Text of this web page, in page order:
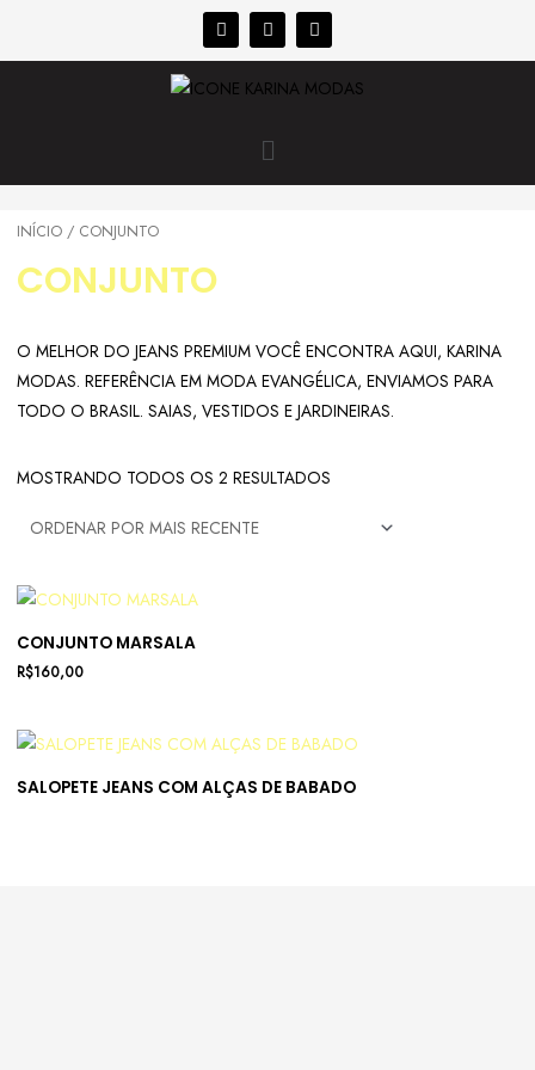
INÍCIO/ CONJUNTO
CONJUNTO
O MELHOR DO JEANS PREMIUM VOCÊ ENCONTRA AQUI, KARINA
MODAS. REFERÊNCIA EM MODA EVANGÉLICA, ENVIAMOS PARA
TODO O BRASIL. SAIAS, VESTIDOS E JARDINEIRAS.
MOSTRANDO TODOS OS 2 RESULTADOS
CONJUNTO MARSALA
R$160,00
SALOPETE JEANS COM ALÇAS DE BABADO